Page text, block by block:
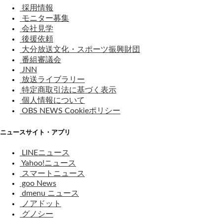
採用情報
モニター募集
会社見学
後援依頼
大分放送文化・スポーツ振興財団
番組審議会
JNN
放送ライブラリー
特定商取引法に基づく表示
個人情報について
OBS NEWS Cookieポリシー
ニュースサイト・アプリ
LINEニュース
Yahoo!ニュース
スマートニュース
goo News
dmenu ニュース
ノアドット
グノシー